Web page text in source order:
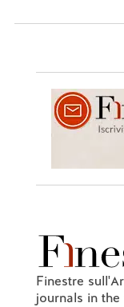
Finestre
journals in